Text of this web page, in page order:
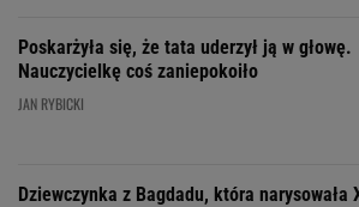
Poskarżyła się, że tata uderzył ją w głowę.
Nauczycielkę coś zaniepokoiło
JAN RYBICKI
Dziewczynka z Bagdadu, która narysowała